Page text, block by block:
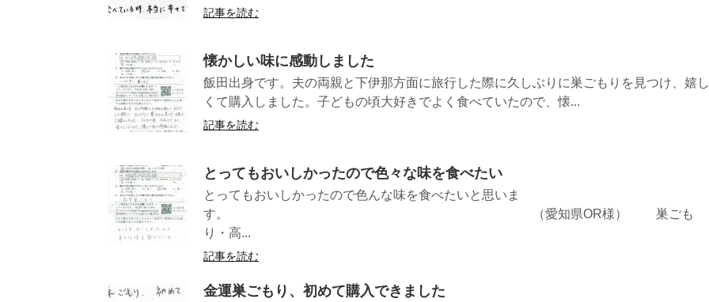
記事を読む
懐かしい味に感動しました
飯田出身です。夫の両親と下伊那方面に旅行した際に久しぶりに巣ごもりを見つけ、嬉し
くて購入しました。子どもの頃大好きでよく食べていたので、懐...
記事を読む
とってもおいしかったので色々な味を食べたい
とってもおいしかったので色んな味を食べたいと思いま
す。 （愛知県OR様） 巣ごも
り・高...
記事を読む
金運巣ごもり、初めて購入できました